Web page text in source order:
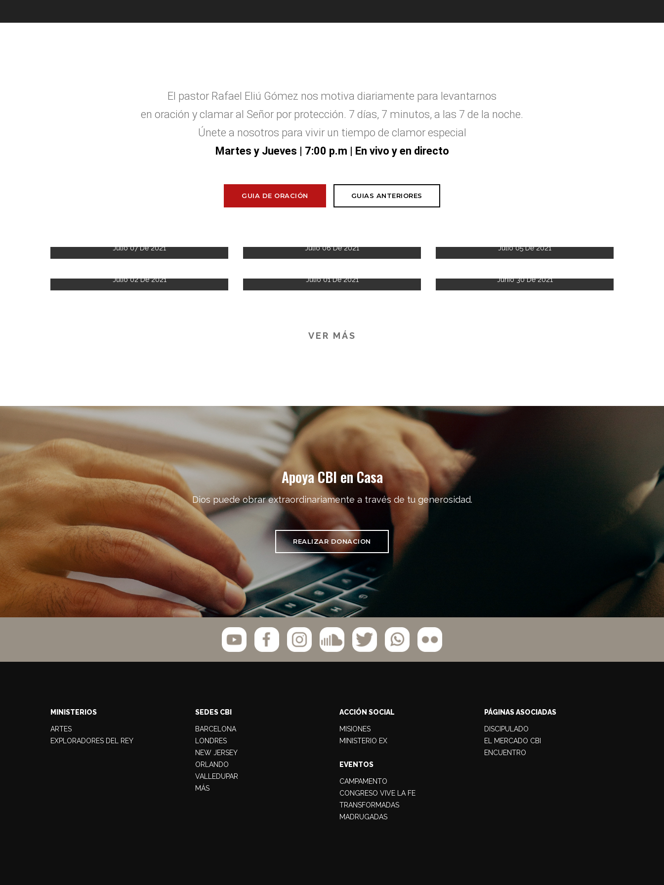
El pastor Rafael Eliú Gómez nos motiva diariamente para levantarnos
en oración y clamar al Señor por protección. 7 días, 7 minutos, a las 7 de la noche.
Únete a nosotros para vivir un tiempo de clamor especial
Martes y Jueves | 7:00 p.m | En vivo y en directo
GUIA DE ORACIÓN GUIAS ANTERIORES
Julio 07 De 2021 Julio 06 De 2021 Julio 05 De 2021
Julio 02 De 2021 Julio 01 De 2021 Junio 30 De 2021
VER MÁS
Apoya CBI en Casa
Dios puede obrar extraordinariamente a través de tu generosidad.
REALIZAR DONACION
MINISTERIOS
ARTES
EXPLORADORES DEL REY
SEDES CBI
BARCELONA
LONDRES
NEW JERSEY
ORLANDO
VALLEDUPAR
MÁS
ACCIÓN SOCIAL
MISIONES
MINISTERIO EX
EVENTOS
CAMPAMENTO
CONGRESO VIVE LA FE
TRANSFORMADAS
MADRUGADAS
PÁGINAS ASOCIADAS
DISCIPULADO
EL MERCADO CBI
ENCUENTRO